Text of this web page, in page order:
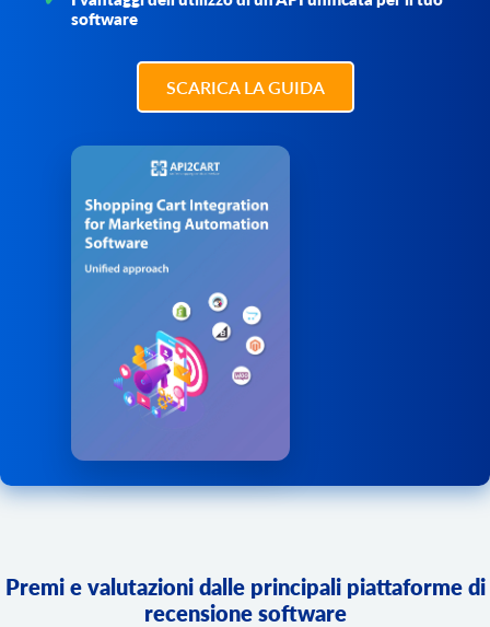
software
SCARICA LA GUIDA
Premi e valutazioni dalle principali piattaforme di
recensione software